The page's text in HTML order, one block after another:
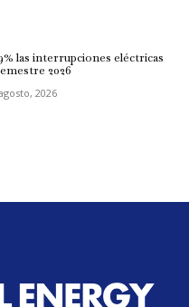
las interrupciones eléctricas
2026
2026